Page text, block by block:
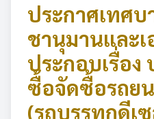
ประกาศเทศบ
ชานุมานและเ
ประกอบเรื่อง
ซื้อจัดซื้อรถย
(รถบรรทุกดีเ